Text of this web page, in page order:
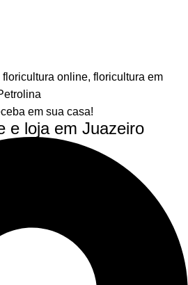
em sua casa!
e loja em Juazeiro